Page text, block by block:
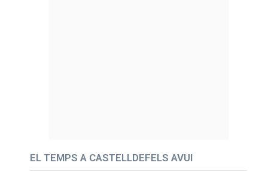
EL TEMPS A CASTELLDEFELS AVUI